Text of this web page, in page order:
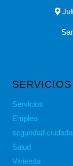
SERVICIOS
Servicios
Empleo
seguridad
Salud
Vivienda